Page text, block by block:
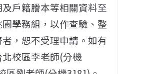
戶籍謄本等相關資料至
學務組，以作查驗、整
，恕不受理申請。如有
校區李老師(分機